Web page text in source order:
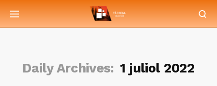
Daily Archives: 1 juliol 2022